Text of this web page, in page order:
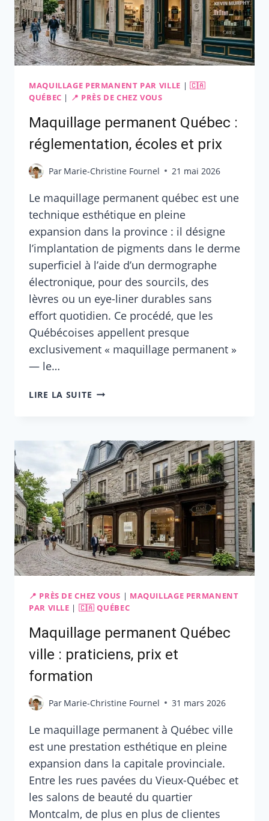
MAQUILLAGE PERMANENT PAR VILLE | 🇨🇦
QUÉBEC | 📍 PRÈS DE CHEZ VOUS
Maquillage permanent Québec :
réglementation, écoles et prix
Par Marie-Christine Fournel 21 mai 2026
Le maquillage permanent québec est une
technique esthétique en pleine
expansion dans la province : il désigne
l’implantation de pigments dans le derme
superficiel à l’aide d’un dermographe
électronique, pour des sourcils, des
lèvres ou un eye-liner durables sans
effort quotidien. Ce procédé, que les
Québécoises appellent presque
exclusivement « maquillage permanent »
— le…
LIRE LA SUITE MAQUILLAGE
RÉGLEMENTATION,
ÉCOLES
ET
PRIX
📍 PRÈS DE CHEZ VOUS | MAQUILLAGE PERMANENT
PAR VILLE | 🇨🇦 QUÉBEC
Maquillage permanent Québec
ville : praticiens, prix et
formation
Par Marie-Christine Fournel 31 mars 2026
Le maquillage permanent à Québec ville
est une prestation esthétique en pleine
expansion dans la capitale provinciale.
Entre les rues pavées du Vieux-Québec et
les salons de beauté du quartier
Montcalm, de plus en plus de clientes